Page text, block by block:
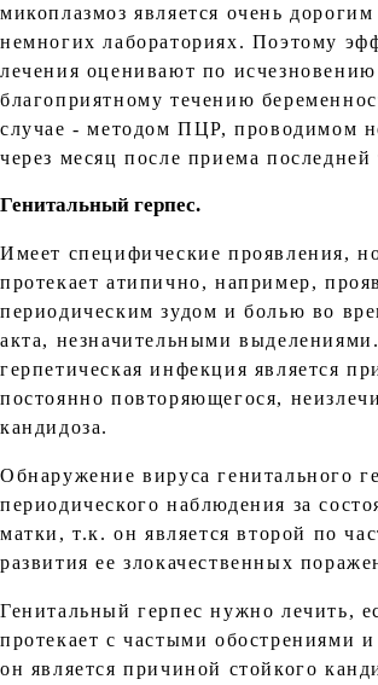
микоплазмоз является очень
немногих лабораториях. Поэтому
лечения оценивают по
благоприятному течению
случае - методом ПЦР, проводимом
через месяц после приема последней
Генитальный герпес.
Имеет специфические проявления,
протекает атипично, например,
периодическим зудом и болью во
акта, незначительными
герпетическая инфекция является
постоянно повторяющегося,
кандидоза.
Обнаружение вируса генитального
периодического наблюдения за
матки, т.к. он является второй по
развития ее злокачественных
Генитальный герпес нужно лечить,
протекает с частыми обострениями
он является причиной стойкого